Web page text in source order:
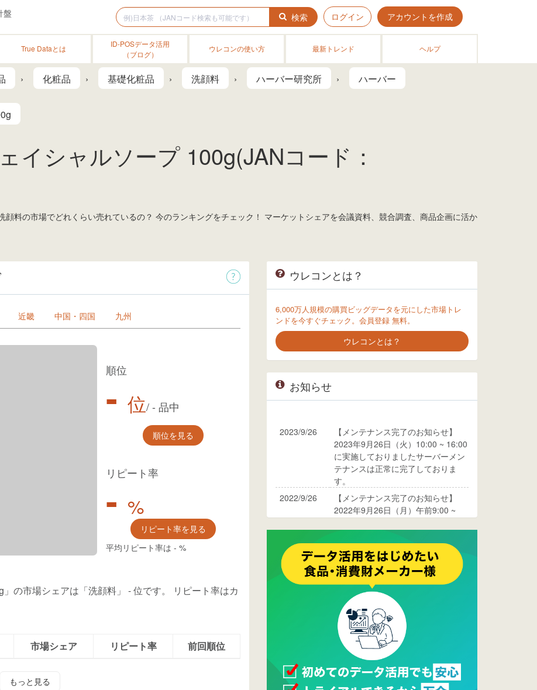
盤 検索 ログイン アカウントを作成
True Dataとは
ID-POSデータ活用
（ブログ）
ウレコンの使い方 最新トレンド ヘルプ
化粧品 基礎化粧品 洗顔料 ハーバー研究所 ハーバー
イシャルソープ 100g(JANコード：
顔料の市場でどれくらい売れているの？ 今のランキングをチェック！ マーケットシェアを会議資料、競合調査、商品企画に活か
近畿 中国・四国 九州
順位
- 位/- 品中
順位を見る
リピート率
- %
リピート率を見る
平均リピート率は - %
の市場シェアは「洗顔料」 -位です。
リピート率はカ
市場シェア リピート率 前回順位
もっと見る
ウレコンとは？
6,000万人規模の購買ビッグデータを元にした市場トレ
ンドを今すぐチェック。会員登録 無料。
ウレコンとは？
お知らせ
2023/9/26
【メンテナンス完了のお知らせ】
2023年9月26日（火）10:00 ~ 16:00
に実施しておりましたサーバーメン
テナンスは正常に完了しておりま
す。
2022/9/26
【メンテナンス完了のお知らせ】
2022年9月26日（月）午前9:00 ~
ります。
2017/05/17
ウレコンでブログ掲載が始まりまし
た。ぜひご覧ください。
ウレコンのサイト機能を大幅バージ
ョンアップ。詳細はこちら。⇒
ページへ
ウレコンが機能拡充し、サイトリニ
ューアルしました。⇒
Facebook
2015/04/30
Facebookページを開設しました。